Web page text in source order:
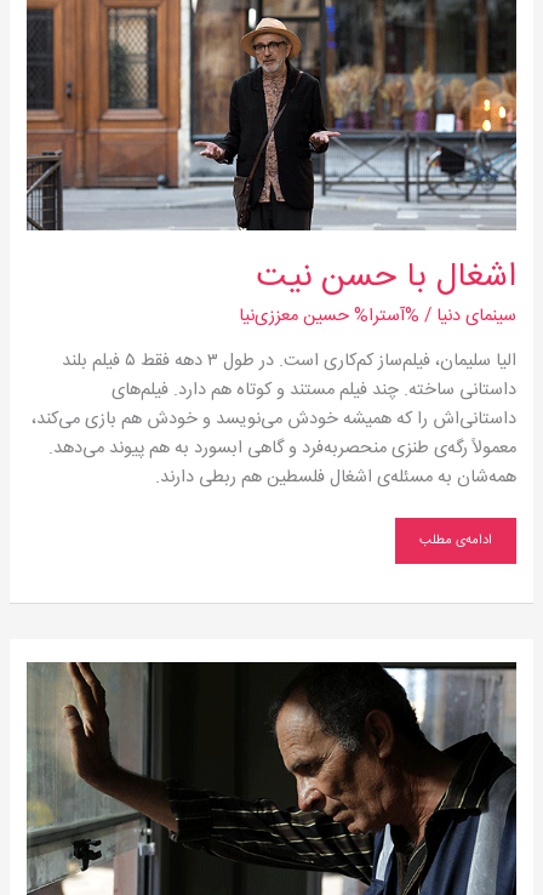
اشغال‌ با حسن نیت
سینمای دنیا / %آسترا%حسین معززی‌نیا
الیا سلیمان، ‌فیلم‌ساز کم‌کاری است. در طول ۳ دهه فقط ۵ فیلم بلند
داستانی ساخته. چند فیلم مستند و کوتاه هم دارد. فیلم‌های
داستانی‌اش را که همیشه خودش می‌نویسد و خودش هم بازی می‌کند،
معمولاً رگه‌ی طنزی منحصر‌به‌فرد و گاهی ابسورد به هم پیوند می‌دهد.
همه‌شان به مسئله‌ی اشغال فلسطین هم ربطی دارند.
ادامه‌ی مطلب
زخم‌های
پنهان
خاورمیانه